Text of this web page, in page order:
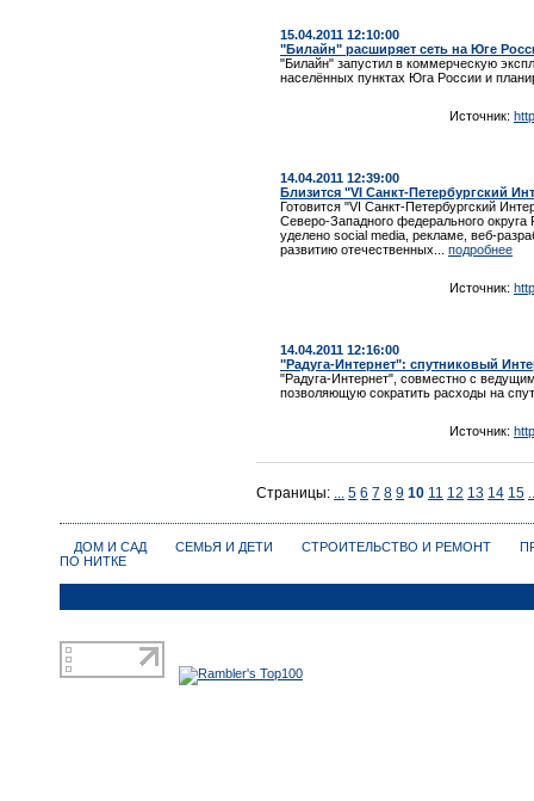
15.04.2011 12:10:00
"Билайн" расширяет сеть на Юге
"Билайн" запустил в коммерческую
населённых пунктах Юга России и
Источник:
14.04.2011 12:39:00
Близится "VI Санкт-Петербургский
Готовится "VI Санкт-Петербургский
Северо-Западного федерального
уделено social media, рекламе, веб-
развитию отечественных... подробнее
Источник:
14.04.2011 12:16:00
"Радуга-Интернет": спутниковый
"Радуга-Интернет", совместно с
позволяющую сократить расходы на
Источник:
Страницы: ... 5 6 7 8 9 10 11 12 13 14 15
ДОМ И САД СЕМЬЯ И ДЕТИ СТРОИТЕЛЬСТВО И РЕМОНТ
ПО НИТКЕ